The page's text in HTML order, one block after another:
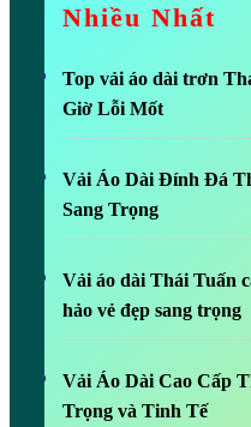
Nhiều Nhất
Top vải áo dài trơn
Giờ Lỗi Mốt
Vải Áo Dài Đính Đá
Sang Trọng
Vải áo dài Thái Tuấn
hảo vẻ đẹp sang trọng
Vải Áo Dài Cao Cấp
Trọng và Tinh Tế